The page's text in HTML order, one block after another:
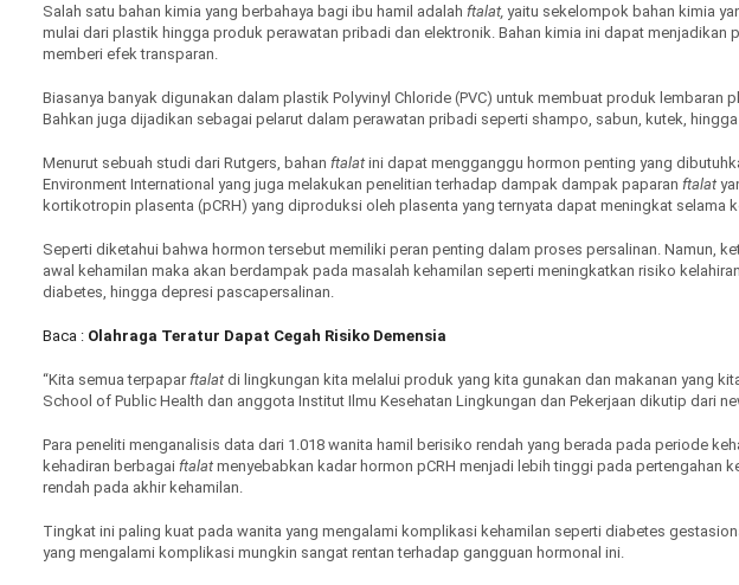
Salah satu bahan kimia yang berbahaya bagi ibu hamil adalahftalat, yaitu sekelompok bahan kimia
mulai dari plastik hingga produk perawatan pribadi dan elektronik. Bahan kimia ini dapat
memberi efek transparan.
Biasanya banyak digunakan dalam plastik Polyvinyl Chloride (PVC) untuk membuat produk lembaran
Bahkan juga dijadikan sebagai pelarut dalam perawatan pribadi seperti shampo, sabun, kutek,
Menurut sebuah studi dari Rutgers, bahanftalatini dapat mengganggu hormon penting yang
Environment International yang juga melakukan penelitian terhadap dampak dampak paparan ftalat
kortikotropin plasenta (pCRH) yang diproduksi oleh plasenta yang ternyata dapat meningkat selama
Seperti diketahui bahwa hormon tersebut memiliki peran penting dalam proses persalinan. Namun,
awal kehamilan maka akan berdampak pada masalah kehamilan seperti meningkatkan risiko
diabetes, hingga depresi pascapersalinan.
Baca : Olahraga Teratur Dapat Cegah Risiko Demensia
“Kita semua terpaparftalat di lingkungan kita melalui produk yang kita gunakan dan makanan yang
School of Public Health dan anggota Institut Ilmu Kesehatan Lingkungan dan Pekerjaan dikutip dari
Para peneliti menganalisis data dari 1.018 wanita hamil berisiko rendah yang berada pada periode
kehadiran berbagai ftalatmenyebabkan kadar hormon pCRH menjadi lebih tinggi pada pertengahan
rendah pada akhir kehamilan.
Tingkat ini paling kuat pada wanita yang mengalami komplikasi kehamilan seperti diabetes
yang mengalami komplikasi mungkin sangat rentan terhadap gangguan hormonal ini.